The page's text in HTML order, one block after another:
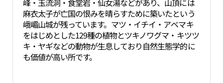
峰・玉流洞・食堂岩・仙女湯などがあり、山頂には
麻衣太子が亡国の恨みを晴らすために築いたという
峨嵋山城が残っています。マツ・イチイ・アベマキ
をはじめとした129種の植物とツキノワグマ・キツツ
キ・ヤギなどの動物が生息しており自然生態学的に
も価値が高い所です。